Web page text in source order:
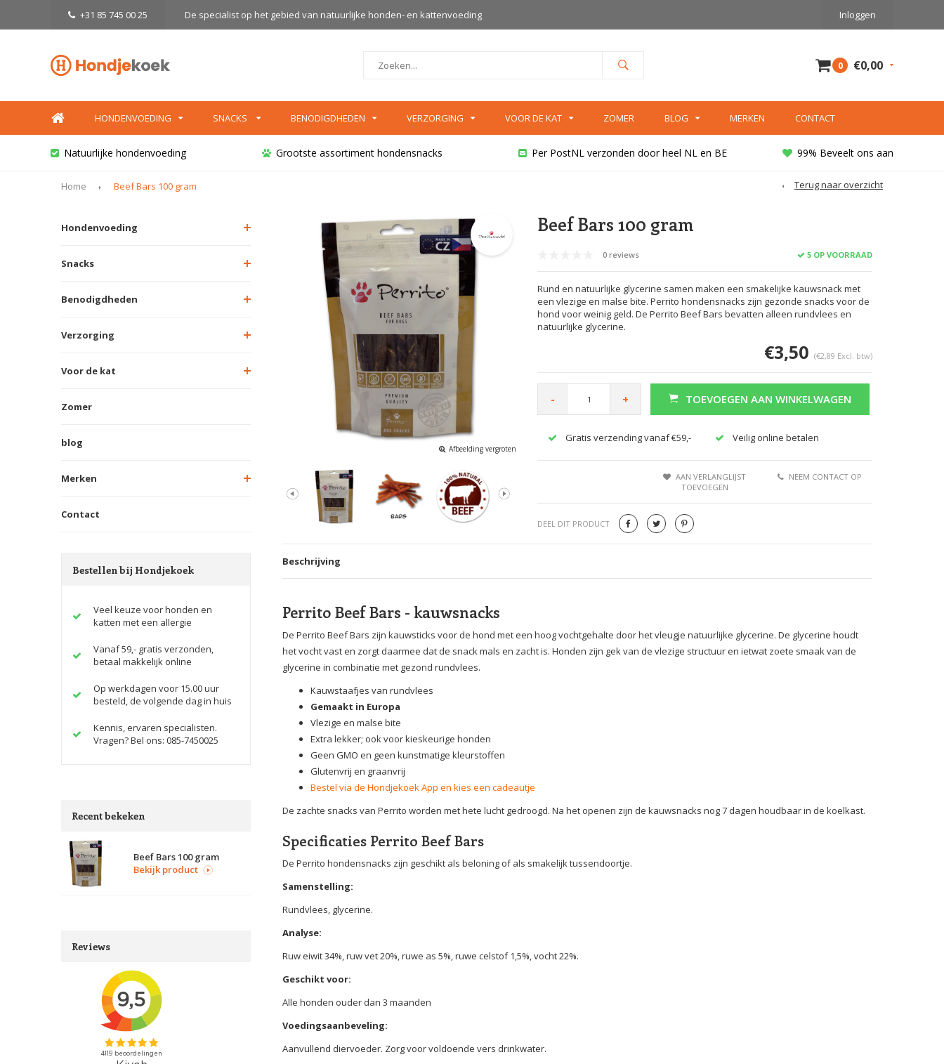
+31 85 745 00 25 De specialist op het gebied van natuurlijke honden- en kattenvoeding Inloggen
0 €0,00
HONDENVOEDING SNACKS BENODIGDHEDEN VERZORGING VOOR DE KAT ZOMER BLOG MERKEN CONTACT
Natuurlijke hondenvoeding Grootste assortiment hondensnacks Per PostNL verzonden door heel NL en BE 99% Beveelt ons aan
Home Beef Bars 100 gram Terug naar overzicht
Hondenvoeding
Snacks
Benodigdheden
Verzorging
Voor de kat
Zomer
blog
Merken
Contact
Bestellen bij Hondjekoek
Veel keuze voor honden en
katten met een allergie
Vanaf 59,- gratis verzonden,
betaal makkelijk online
Op werkdagen voor 15.00 uur
besteld, de volgende dag in huis
Kennis, ervaren specialisten.
Vragen? Bel ons: 085-7450025
Recent bekeken
Beef Bars 100 gram
Bekijk product
Reviews
Afbeelding vergroten
Beef Bars 100 gram
0 reviews 5 OP VOORRAAD
Rund en natuurlijke glycerine samen maken een smakelijke kauwsnack met
een vlezige en malse bite. Perrito hondensnacks zijn gezonde snacks voor de
hond voor weinig geld. De Perrito Beef Bars bevatten alleen rundvlees en
natuurlijke glycerine.
€3,50 (€2,89 Excl. btw)
- + TOEVOEGEN AAN WINKELWAGEN
Gratis verzending vanaf €59,- Veilig online betalen
AAN VERLANGLIJST
TOEVOEGEN
NEEM CONTACT OP
DEEL DIT PRODUCT
Beschrijving
Perrito Beef Bars - kauwsnacks
De Perrito Beef Bars zijn kauwsticks voor de hond met een hoog vochtgehalte door het vleugje natuurlijke glycerine. De glycerine houdt
het vocht vast en zorgt daarmee dat de snack mals en zacht is. Honden zijn gek van de vlezige structuur en ietwat zoete smaak van de
glycerine in combinatie met gezond rundvlees.
Kauwstaafjes van rundvlees
Gemaakt in Europa
Vlezige en malse bite
Extra lekker; ook voor kieskeurige honden
Geen GMO en geen kunstmatige kleurstoffen
Glutenvrij en graanvrij
Bestel via de Hondjekoek App en kies een cadeautje
De zachte snacks van Perrito worden met hete lucht gedroogd. Na het openen zijn de kauwsnacks nog 7 dagen houdbaar in de koelkast.
Specificaties Perrito Beef Bars
De Perrito hondensnacks zijn geschikt als beloning of als smakelijk tussendoortje.
Samenstelling:
Rundvlees, glycerine.
Analyse:
Ruw eiwit 34%, ruw vet 20%, ruwe as 5%, ruwe celstof 1,5%, vocht 22%.
Geschikt voor:
Alle honden ouder dan 3 maanden
Voedingsaanbeveling:
Aanvullend diervoeder. Zorg voor voldoende vers drinkwater.